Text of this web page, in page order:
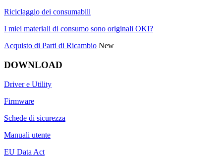
Riciclaggio dei consumabili
I miei materiali di consumo sono originali OKI?
Acquisto di Parti di Ricambio New
DOWNLOAD
Driver e Utility
Firmware
Schede di sicurezza
Manuali utente
EU Data Act